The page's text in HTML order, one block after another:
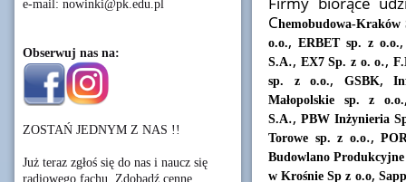
e-mail: nowinki@pk.edu.pl
Obserwuj nas na:
ZOSTAŃ JEDNYM Z NAS !!
Już teraz zgłoś się do nas i naucz się
radiowego fachu. Zdobądź cenne
Chemobudowa-Kraków
o.o.,ERBET sp. z o.o.
S.A., EX7 Sp. z o. o.,
sp. z o.o., GSBK,
Małopolskie sp. z o.o.
S.A.,PBW Inżynieria
Torowe sp. z o.o.,
Budowlano
w Krośnie Sp z o.o,